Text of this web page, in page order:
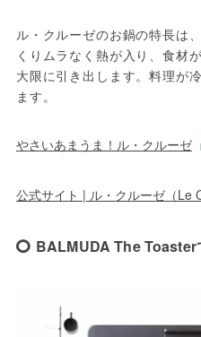
ル・クルーゼのお鍋の特長は
くりムラなく熱が入り、食材
大限に引き出します。料理が
ます。
やさいあまうま！ル・クルーゼ
公式サイト | ル・クルーゼ（Le
BALMUDA The Toaster‎